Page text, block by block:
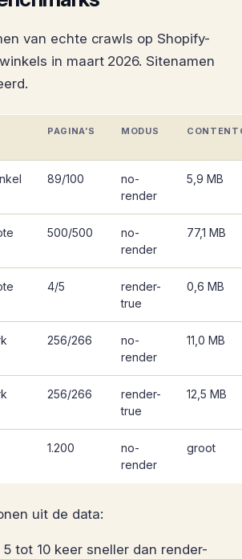
van echte crawls op Shopify-
in maart 2026. Sitenamen
PAGINA’S MODUS
89/100
no-
render
5,9 MB
500/500
no-
render
77,1 MB
4/5
render-
true
0,6 MB
256/266
no-
render
11,0 MB
256/266
render-
true
12,5 MB
1.200
no-
render
groot
uit de data:
tot 10 keer sneller dan render-